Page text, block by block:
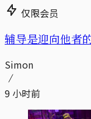
仅限会员
辅导是迎向他者
Simon
9 小时前